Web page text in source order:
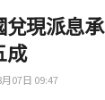
兌現派息
成
07日 09:47